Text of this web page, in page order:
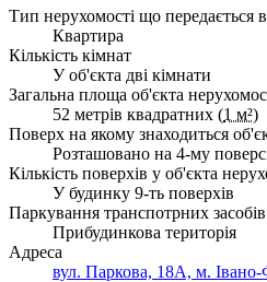
Тип нерухомості що передається
Квартира
Кількість кімнат
У об'єкта дві кімнати
Загальна площа об'єкта
52 метрів квадратних (1 м²)
Поверх на якому знаходиться
Розташовано на 4-му
Кількість поверхів у об'єкта
У будинку 9-ть поверхів
Паркування транспотрних засобів
Прибудинкова територія
Адреса
вул. Паркова, 18А, м. Івано-